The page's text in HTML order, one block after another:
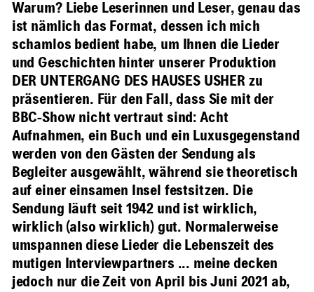
Warum? Liebe Leserinnen und Leser, genau das
ist nämlich das Format, dessen ich mich
schamlos bedient habe, um Ihnen die Lieder
und Geschichten hinter unserer Produktion
DER UNTERGANG DES HAUSES USHER zu
präsentieren. Für den Fall, dass Sie mit der
BBC-Show nicht vertraut sind: Acht
Aufnahmen, ein Buch und ein Luxusgegenstand
werden von den Gästen der Sendung als
Begleiter ausgewählt, während sie theoretisch
auf einer einsamen Insel festsitzen. Die
Sendung läuft seit 1942 und ist wirklich,
wirklich (also wirklich) gut. Normalerweise
umspannen diese Lieder die Lebenszeit des
mutigen Interviewpartners ... meine decken
jedoch nur die Zeit von April bis Juni 2021 ab,